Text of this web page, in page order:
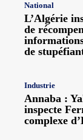
National
L’Algérie
de
de
Industrie
Annaba :
inspecte
complexe